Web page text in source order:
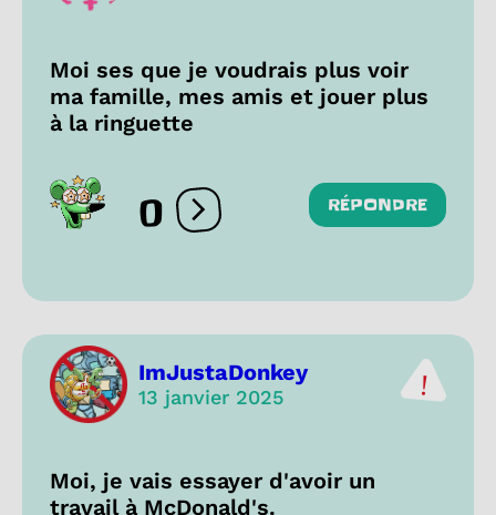
Moi ses que je voudrais plus voir
ma famille, mes amis et jouer plus
à la ringuette
0 Ouvrir les réactions
RÉPONDRE
ImJustaDonkey
13 janvier 2025
Moi, je vais essayer d'avoir un
travail à McDonald's.